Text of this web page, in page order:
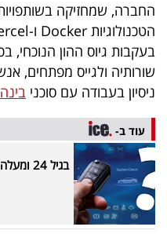
החברה, שמחזיקה
בעקבות גיוס ההון הנוכחי,
שורותיה ולגייס מפתחים,
ניסיון בעבודה עם סוכני
עוד ב-
בגיל 24 ומעלה: הבשורה שתחסוך לכם כסף בביטוח